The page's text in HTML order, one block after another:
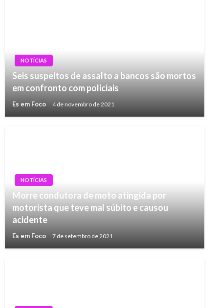
NOTÍCIAS
Seis suspeitos de assalto a bancos são mortos
em confronto com policiais
Es em Foco 4 de novembro de 2021
NOTÍCIAS
Morre condutora de moto atingida por
motorista que teve mal súbito e causou
acidente
Es em Foco 7 de setembro de 2021